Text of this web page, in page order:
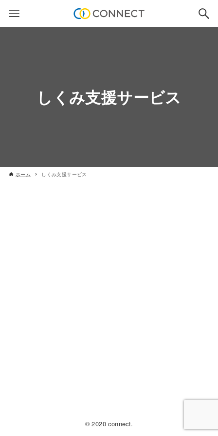
しくみ支援サービス
ホーム しくみ支援サービス
© 2020 connect.